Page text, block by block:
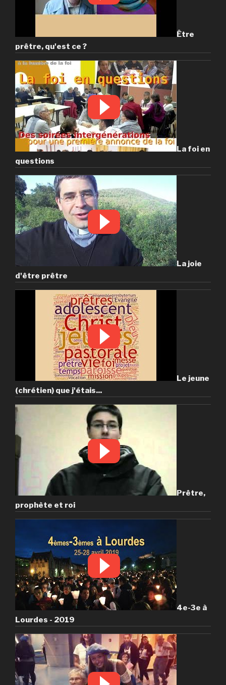
Être
prêtre, qu'est ce ?
La foi en
questions
La joie
d'être prêtre
Le jeune
(chrétien) que j'étais...
Prêtre,
prophète et roi
4e-3e à
Lourdes - 2019